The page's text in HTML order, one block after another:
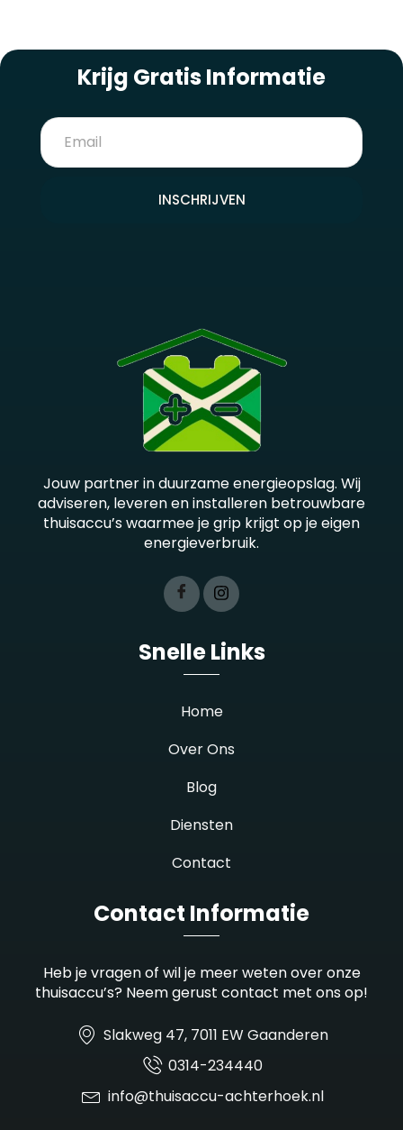
Krijg Gratis Informatie
INSCHRIJVEN
Jouw partner in duurzame energieopslag. Wij
adviseren, leveren en installeren betrouwbare
thuisaccu’s waarmee je grip krijgt op je eigen
energieverbruik.
Snelle Links
Home
Over Ons
Blog
Diensten
Contact
Contact Informatie
Heb je vragen of wil je meer weten over onze
thuisaccu’s? Neem gerust contact met ons op!
Slakweg 47, 7011 EW Gaanderen
0314-234440
info@thuisaccu-achterhoek.nl